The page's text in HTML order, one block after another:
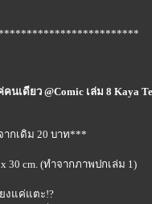
ดียว @Comic เล่ม 8 Kaya
ากเดิม 20 บาท***
30 cm. (ทำจากภาพปกเล่ม 1)
งแค่แตะ!?